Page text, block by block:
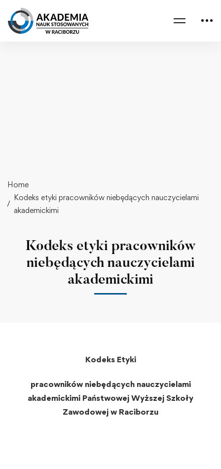
Home
Kodeks etyki pracowników niebędących nauczycielami
akademickimi
Kodeks etyki pracowników
niebędących nauczycielami
akademickimi
Kodeks Etyki
pracowników niebędących nauczycielami
akademickimi Państwowej Wyższej Szkoły
Zawodowej w Raciborzu